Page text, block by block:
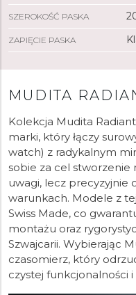
SZEROKOŚĆ PASKA
ZAPIĘCIE PASKA
MUDITA
Kolekcja Mudita
marki, który łączy
watch) z radykalnym
sobie za cel stworzenie
uwagi, lecz precyzyjnie
warunkach. Modele z
Swiss Made, co
montażu oraz
Szwajcarii. Wybierając
czasomierz, który
czystej funkcjonalności